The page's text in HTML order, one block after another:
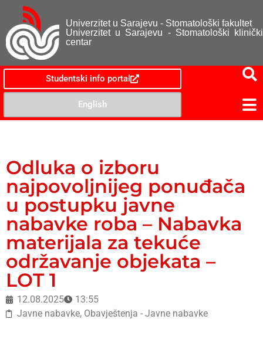
Univerzitet u Sarajevu - Stomatološki fakultet
Univerzitet u Sarajevu - Stomatološki klinički
centar
Studentski info portal
English
Odluka o izboru
najpovoljnijeg ponuđača
u postupku javne
nabavke roba – Nabavka
materijala za tekuće
održavanje objekata –
LOT 1
12.08.2025
13:55
Javne nabavke, Obavještenja - Javne nabavke